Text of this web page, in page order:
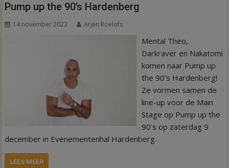
Pump up the 90’s Hardenberg
14 november 2023 Arjen Roelofs
Mental Theo,
Darkraver en Nakatomi
komen naar Pump up
the 90’s Hardenberg!
Ze vormen samen de
line-up voor de Main
Stage op Pump up the
90’s op zaterdag 9
december in Evenementenhal Hardenberg.
LEES MEER